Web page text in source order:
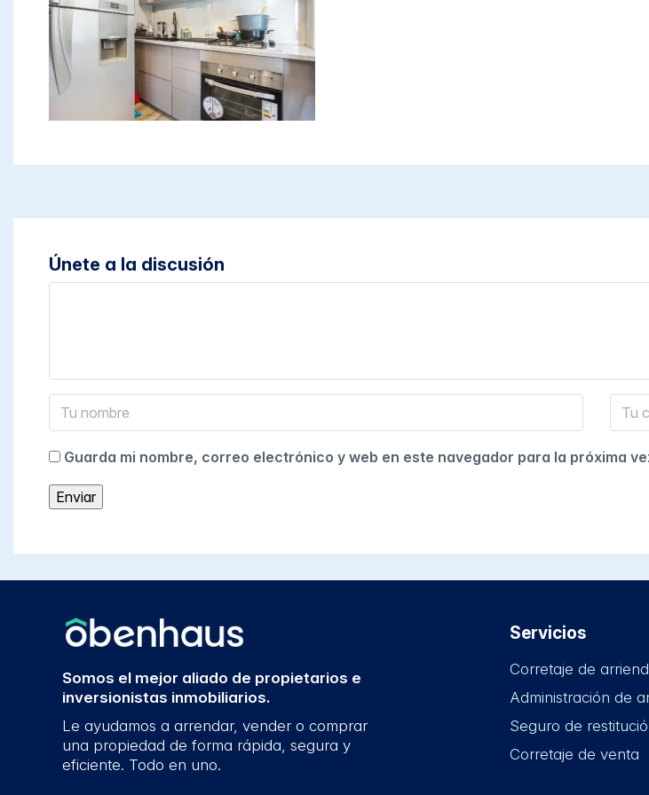
Únete a la discusión
Guarda mi nombre, correo electrónico y web en este navegador para la próxima
Somos el mejor aliado de propietarios e
inversionistas inmobiliarios.
Le ayudamos a arrendar, vender o comprar
una propiedad de forma rápida, segura y
eficiente. Todo en uno.
Servicios
Corretaje de
Administración de
Seguro de
Corretaje de venta